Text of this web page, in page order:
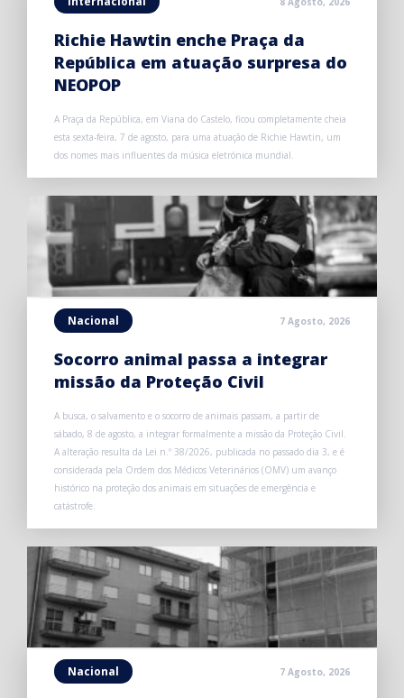
Richie Hawtin enche Praça da
República em atuação surpresa do
NEOPOP
A Praça da República, em Viana do Castelo, ficou completamente cheia
esta sexta-feira, 7 de agosto, para uma atuação de Richie Hawtin, um
dos nomes mais influentes da música eletrónica mundial.
Nacional 7 Agosto, 2026
Socorro animal passa a integrar
missão da Proteção Civil
A busca, o salvamento e o socorro de animais passam, a partir de
sábado, 8 de agosto, a integrar formalmente a missão da Proteção Civil.
A alteração resulta da Lei n.º 38/2026, publicada no passado dia 3, e é
considerada pela Ordem dos Médicos Veterinários (OMV) um avanço
histórico na proteção dos animais em situações de emergência e
catástrofe.
Nacional 7 Agosto, 2026